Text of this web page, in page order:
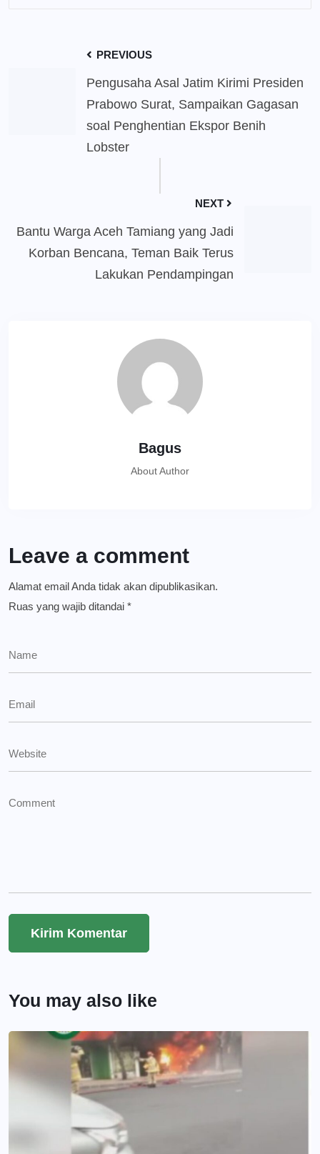
PREVIOUS
Pengusaha Asal Jatim Kirimi Presiden
Prabowo Surat, Sampaikan Gagasan
soal Penghentian Ekspor Benih
Lobster
NEXT
Bantu Warga Aceh Tamiang yang Jadi
Korban Bencana, Teman Baik Terus
Lakukan Pendampingan
Bagus
About Author
Leave a comment
Alamat email Anda tidak akan dipublikasikan.
Ruas yang wajib ditandai *
You may also like